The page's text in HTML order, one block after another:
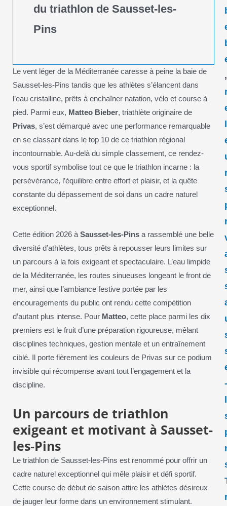
du triathlon de Sausset-les-
Pins
Le vent léger de la Méditerranée caresse à peine la baie de
Sausset-les-Pins tandis que les athlètes s’élancent dans
l’eau cristalline, prêts à enchaîner natation, vélo et course à
pied. Parmi eux, Matteo Bieber, triathlète originaire de
Privas, s’est démarqué avec une performance remarquable
en se classant dans le top 10 de ce triathlon régional
incontournable. Au-delà du simple classement, ce rendez-
vous sportif symbolise tout ce que le triathlon incarne : la
persévérance, l’équilibre entre effort et plaisir, et la quête
constante du dépassement de soi dans un cadre naturel
exceptionnel.
Cette édition 2026 à Sausset-les-Pinsa rassemblé une belle
diversité d’athlètes, tous prêts à repousser leurs limites sur
un parcours à la fois exigeant et spectaculaire. L’eau limpide
de la Méditerranée, les routes sinueuses longeant le front de
mer, ainsi que l’ambiance festive portée par les
encouragements du public ont rendu cette compétition
d’autant plus intense. Pour Matteo, cette place parmi les dix
premiers est le fruit d’une préparation rigoureuse, mêlant
disciplines techniques, gestion mentale et un entraînement
ciblé. Il porte fièrement les couleurs de Privas sur ce podium
invisible qui récompense avant tout l’engagement et la
discipline.
Un parcours de triathlon
exigeant et motivant à Sausset-
les-Pins
Le triathlon de Sausset-les-Pins est renommé pour offrir un
cadre naturel exceptionnel qui mêle plaisir et défi sportif.
Cette course de début de saison attire les athlètes désireux
de jauger leur forme dans un environnement stimulant.
,